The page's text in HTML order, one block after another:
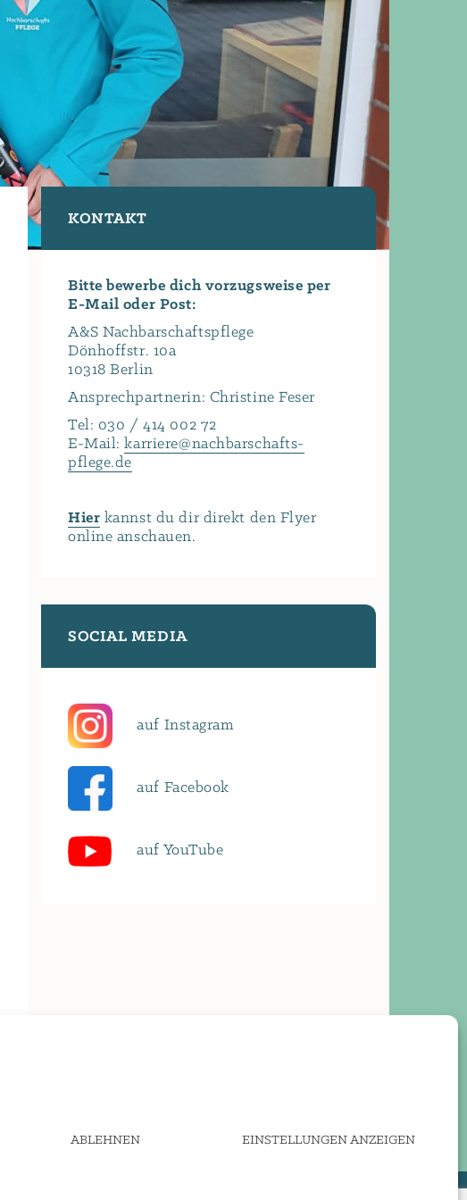
ABLEHNEN EINSTELLUNGEN ANZEIGEN
KONTAKT
Bitte bewerbe dich vorzugsweise per
E-Mail oder Post:
A&S Nachbarschaftspflege
Dönhoffstr. 10a
10318 Berlin
Ansprechpartnerin: Christine Feser
Tel: 030 / 414 002 72
E-Mail:karriere@nachbarschafts-
pflege.de
Hier kannst du dir direkt den Flyer
online anschauen.
SOCIAL MEDIA
auf Instagram
auf Facebook
auf YouTube